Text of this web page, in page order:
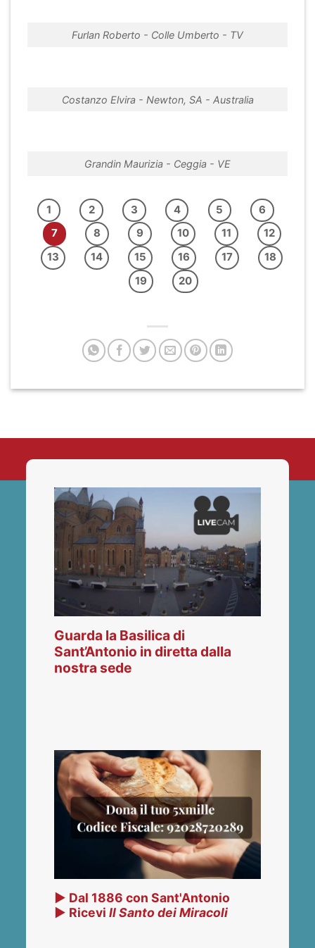
Furlan Roberto - Colle Umberto - TV
Costanzo Elvira - Newton, SA - Australia
Grandin Maurizia - Ceggia - VE
1 2 3 4 5
6
7
8 9 10 11
12
13
14 15 16 17
18
19
20
Guarda la Basilica di
Sant’Antonio in diretta dalla
nostra sede
▶ Dal 1886 con Sant'Antonio
▶ RiceviIl Santo dei Miracoli